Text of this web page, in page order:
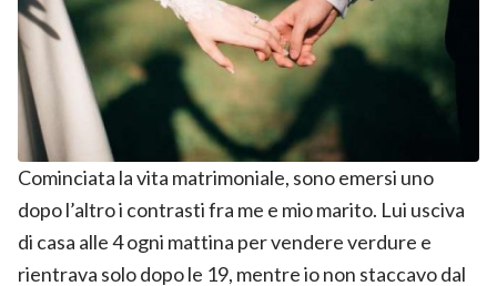
Cominciata la vita matrimoniale, sono emersi uno
dopo l’altro i contrasti fra me e mio marito. Lui usciva
di casa alle 4 ogni mattina per vendere verdure e
rientrava solo dopo le 19, mentre io non staccavo dal